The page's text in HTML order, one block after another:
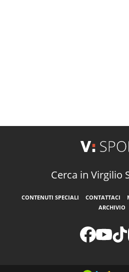
Cerca in Virgilio
CONTENUTI SPECIALI CONTATTACI
ARCHIVIO